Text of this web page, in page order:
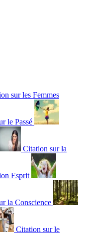
sur les Femmes
le Passé
Citation sur la
Esprit
la Conscience
Citation sur le